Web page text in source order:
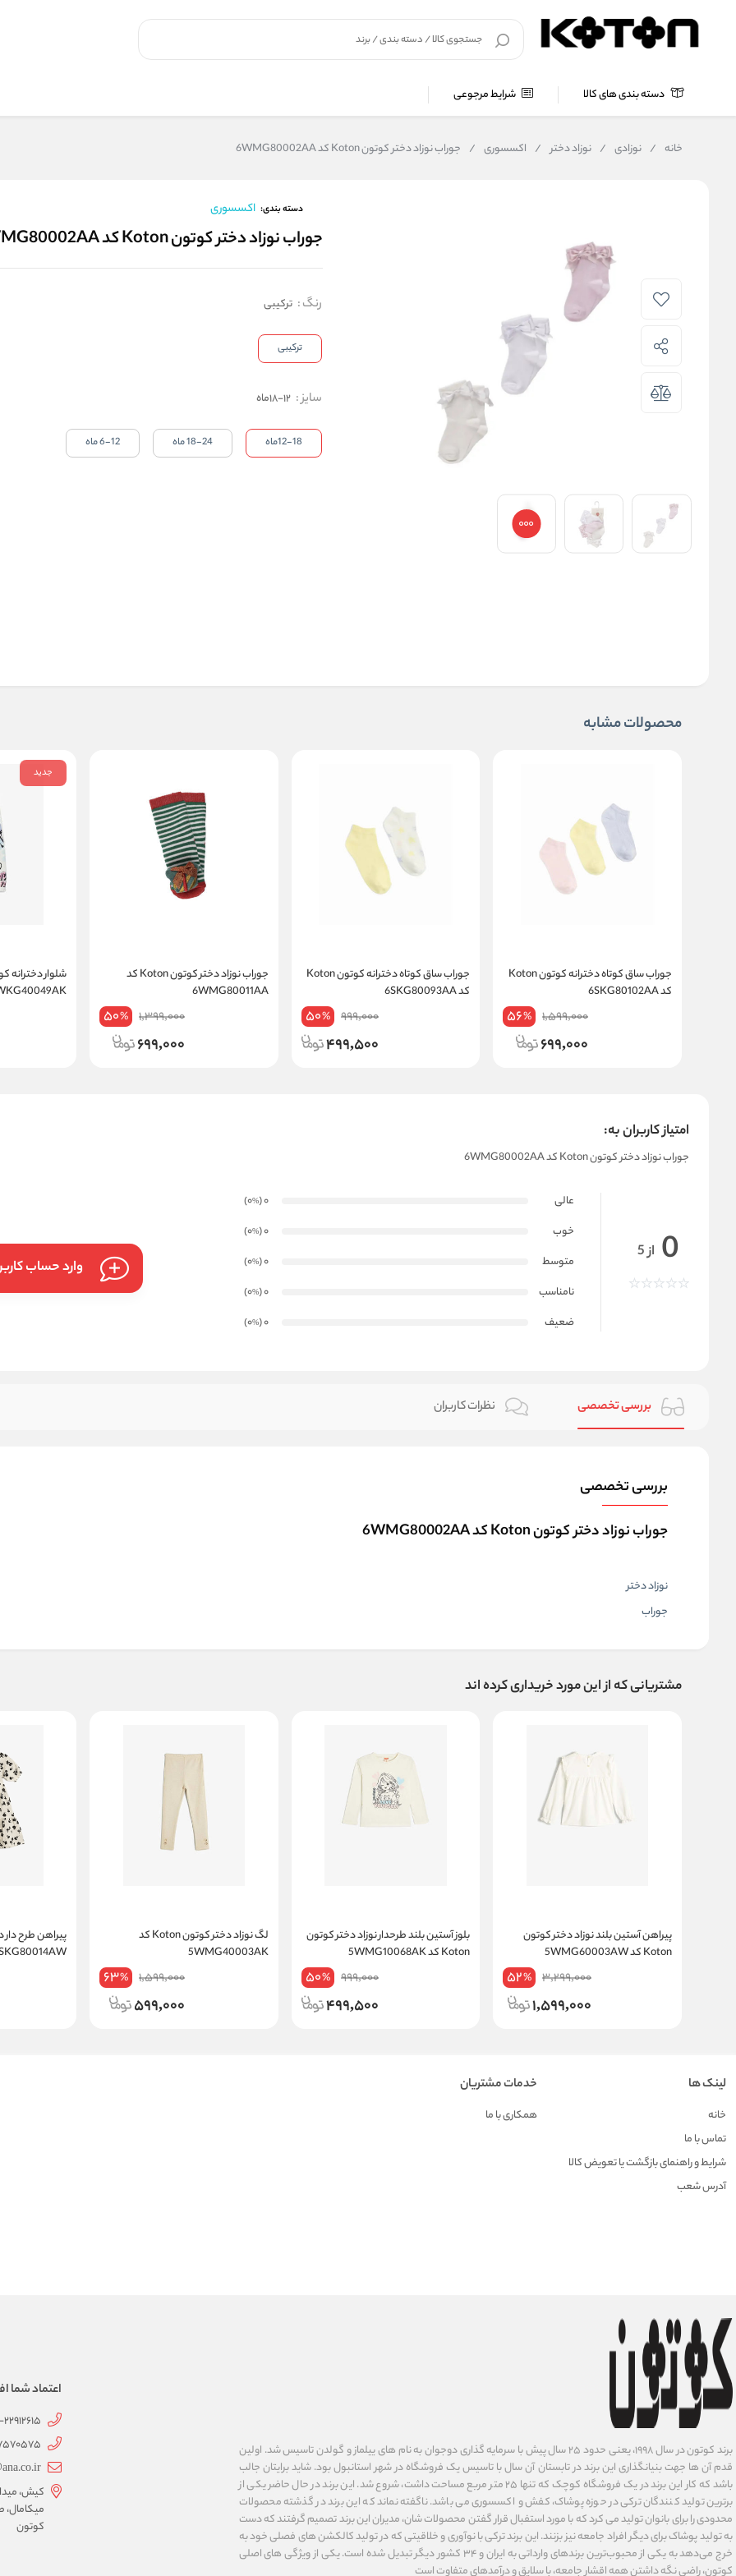
دسته بندی های کالا شرایط مرجوعی
خانه / نوزادی / نوزاد دختر / اکسسوری / جوراب نوزاد دختر کوتون Koton کد 6WMG80002AA
دسته بندی: اکسسوری
جوراب نوزاد دختر کوتون Koton کد 6WMG80002AA
رنگ: ترکیبی
ترکیبی
سایز: 12-18ماه
12-18ماه 18-24 ماه 6-12 ماه
محصولات مشابه
جوراب ساق کوتاه دخترانه کوتون Koton
کد 6SKG80102AA
1,599,000
56%
699,000
جوراب ساق کوتاه دخترانه کوتون Koton
کد 6SKG80093AA
999,000
50%
499,500
جوراب نوزاد دختر کوتون Koton کد
6WMG80011AA
1,399,000
50%
699,000
جدید
امتیاز کاربران به:
جوراب نوزاد دختر کوتون Koton کد 6WMG80002AA
0 از 5
عالی 0
(0
%
)
خوب
0
(0
%
)
متوسط
0
(0
%
)
نامناسب
0
(0
%
)
ضعیف
0
(0
%
)
وارد حساب
بررسی تخصصی نظرات کاربران
بررسی تخصصی
جوراب نوزاد دختر کوتون Koton کد 6WMG80002AA
نوزاد دختر
جوراب
مشتریانی که از این مورد خریداری کرده اند
پیراهن آستین بلند نوزاد دختر کوتون
Koton کد 5WMG60003AW
3,299,000
52%
1,599,000
بلوز آستین بلند طرحدار نوزاد دختر کوتون
Koton کد 5WMG10068AK
999,000
50%
499,500
لگ نوزاد دختر کوتون Koton کد
5WMG40003AK
1,599,000
63%
599,000
لینک ها
خانه
تماس با ما
شرایط و راهنمای بازگشت یا تعویض کالا
آدرس شعب
خدمات مشتریان
همکاری با ما
برند کوتون در سال ۱۹۹۸، یعنی حدود ۲۵ سال پیش با سرمایه گذاری دوجوان به نام های ییلماز و گولدن تاسیس شد. اولین
قدم آن ها جهت بنیانگذاری این برند در تابستان آن سال با تاسیس یک فروشگاه در شهر استانبول بود. شاید برایتان جالب
باشد که کار این برند در یک فروشگاه کوچک که تنها ۲۵ متر مربع مساحت داشت، شروع شد. این برند در حال حاضر یکی از
برترین تولید کنندگان ترکی در حوزه پوشاک، کفش و اکسسوری می باشد. ناگفته نماند که این برند در گذشته محصولات
محدودی را برای بانوان تولید می کرد که با مورد استفبال قرار گفتن محصولات شان، مدیران این برند تصمیم گرفتند که دست
به تولید پوشاک برای دیگر افراد جامعه نیز بزنند. این برند ترکی با نوآوری ‌و خلاقیتی که در تولید کالکشن های فصلی خود به
خرج می‌دهد به یکی از محبوب‌ترین برندهای وارداتی به ایران و ۳۴ کشور دیگر تبدیل شده‌ است. یکی از ویژگی های اصلی
کوتون، راضی نگه داشتن همه اقشار جامعه، با سلایق و درآمدهای متفاوت است
اعتماد شما
22912615
کیش،
کوتون